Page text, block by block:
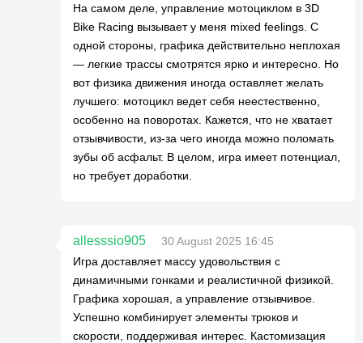
На самом деле, управление мотоциклом в 3D
Bike Racing вызывает у меня mixed feelings. С
одной стороны, графика действительно неплохая
— легкие трассы смотрятся ярко и интересно. Но
вот физика движения иногда оставляет желать
лучшего: мотоцикл ведет себя неестественно,
особенно на поворотах. Кажется, что не хватает
отзывчивости, из-за чего иногда можно поломать
зубы об асфальт. В целом, игра имеет потенциал,
но требует доработки.
allesssio905
30 August 2025 16:45
Игра доставляет массу удовольствия с
динамичными гонками и реалистичной физикой.
Графика хорошая, а управление отзывчивое.
Успешно комбинирует элементы трюков и
скорости, поддерживая интерес. Кастомизация